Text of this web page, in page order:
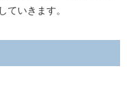
ていきます。